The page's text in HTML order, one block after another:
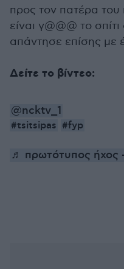
προς τον πατέρα του
είναι γ@@@ το
απάντησε επίσης με
Δείτε το βίντεο:
@ncktv_1
#tsitsipas #fyp
♬ πρωτότυπος ήχος